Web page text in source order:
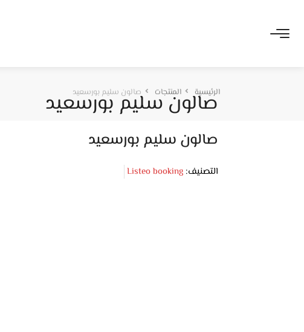
صالون سليم بورسعيد
الرئيسية المنتجات صالون سليم بورسعيد
صالون سليم بورسعيد
التصنيف: Listeo booking